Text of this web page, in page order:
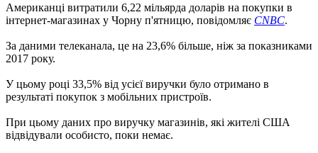
Американці витратили 6,22 мільярда доларів на покупки в
інтернет-магазинах у Чорну п'ятницю, повідомляє CNBC.
За даними телеканала, це на 23,6% більше, ніж за показниками
2017 року.
У цьому році 33,5% від усієї виручки було отримано в
результаті покупок з мобільних пристроїв.
При цьому даних про виручку магазинів, які жителі США
відвідували особисто, поки немає.